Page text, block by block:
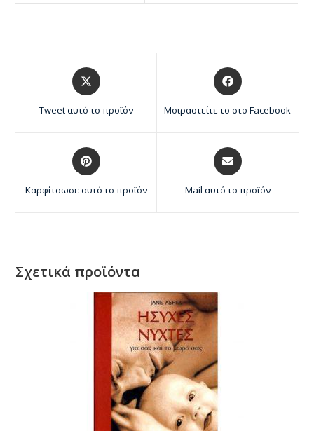
Tweet αυτό το προϊόν Μοιραστείτε το στο Facebook
Καρφίτσωσε αυτό το προϊόν Mail αυτό το προϊόν
Σχετικά προϊόντα